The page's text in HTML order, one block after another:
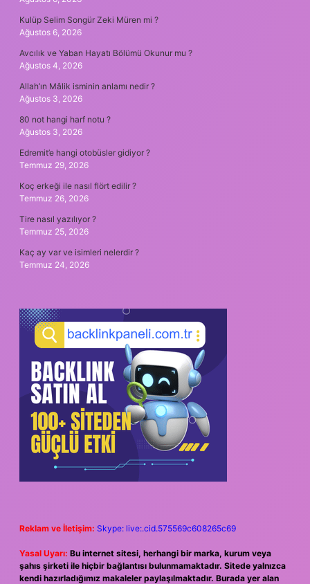
Kulüp Selim Songür Zeki Müren mi ?
Ağustos 6, 2026
Avcılık ve Yaban Hayatı Bölümü Okunur mu ?
Ağustos 4, 2026
Allah’ın Mâlik isminin anlamı nedir ?
Ağustos 3, 2026
80 not hangi harf notu ?
Ağustos 3, 2026
Edremit’e hangi otobüsler gidiyor ?
Temmuz 29, 2026
Koç erkeği ile nasıl flört edilir ?
Temmuz 26, 2026
Tire nasıl yazılıyor ?
Temmuz 25, 2026
Kaç ay var ve isimleri nelerdir ?
Temmuz 24, 2026
Reklam ve İletişim: Skype: live:.cid.575569c608265c69
Yasal Uyarı: Bu internet sitesi, herhangi bir marka, kurum veya
şahıs şirketi ile hiçbir bağlantısı bulunmamaktadır. Sitede yalnızca
kendi hazırladığımız makaleler paylaşılmaktadır. Burada yer alan